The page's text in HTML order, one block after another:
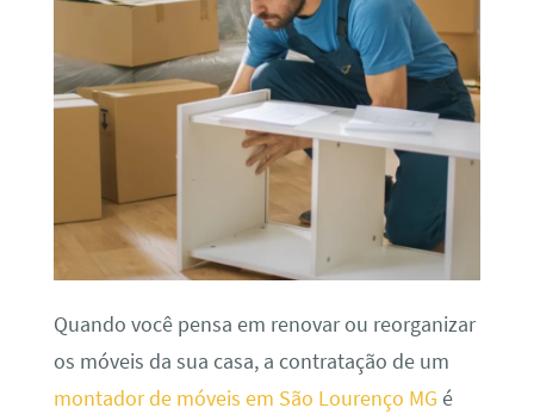
Quando você pensa em renovar ou reorganizar
os móveis da sua casa, a contratação de um
montador de móveis em São Lourenço MG é